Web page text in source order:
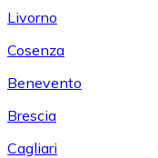
Livorno
Cosenza
Benevento
Brescia
Cagliari